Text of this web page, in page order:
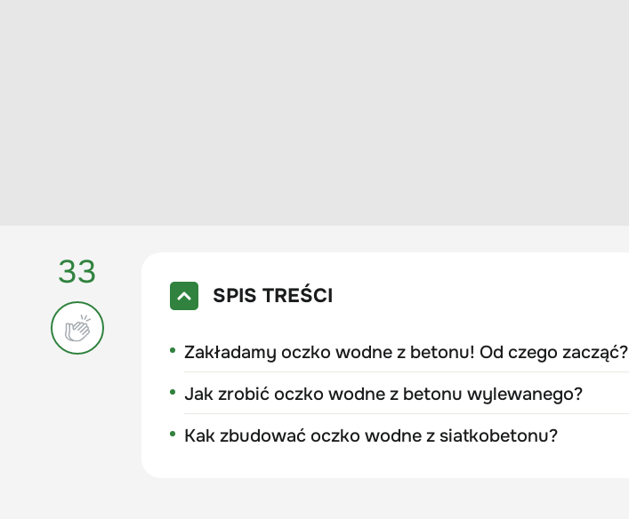
33
SPIS TREŚCI
Zakładamy oczko wodne z betonu! Od czego zacząć?
Jak zrobić oczko wodne z betonu wylewanego?
Kak zbudować oczko wodne z siatkobetonu?